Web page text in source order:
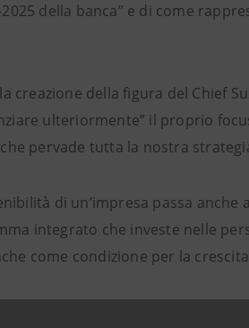
della banca” e di come
creazione della figura del Chief
ulteriormente” il proprio
pervade tutta la nostra
di un’impresa passa
integrato che investe nelle
come condizione per la
e dell’empowerment